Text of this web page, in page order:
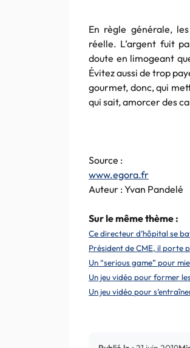
En règle générale,
réelle. L’argent fuit
doute en limogeant
Évitez aussi de trop
gourmet, donc, qui
qui sait, amorcer des
Source :
www.egora.fr
Auteur : Yvan Pandelé
Sur le même thème :
Ce directeur d’hôpital se
Président de CME, il porte
Un “serious game” pour
Un jeu vidéo pour former
Un jeu vidéo pour